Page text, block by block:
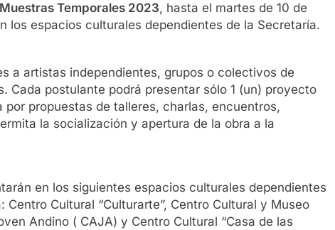
Muestras Temporales 2023, hasta el martes de 10 de
los espacios culturales dependientes de la Secretaría.
a artistas independientes, grupos o colectivos de
Cada postulante podrá presentar sólo 1 (un) proyecto
propuestas de talleres, charlas, encuentros,
la socialización y apertura de la obra a la
en los siguientes espacios culturales dependientes
Cultural “Culturarte”, Centro Cultural y Museo
Andino ( CAJA) y Centro Cultural “Casa de las